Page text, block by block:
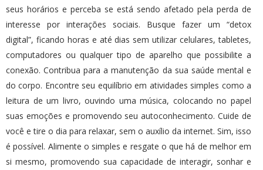
seus horários e perceba se está sendo afetado pela perda de
interesse por interações sociais. Busque fazer um “detox
digital”, ficando horas e até dias sem utilizar celulares, tabletes,
computadores ou qualquer tipo de aparelho que possibilite a
conexão. Contribua para a manutenção da sua saúde mental e
do corpo. Encontre seu equilíbrio em atividades simples como a
leitura de um livro, ouvindo uma música, colocando no papel
suas emoções e promovendo seu autoconhecimento. Cuide de
você e tire o dia para relaxar, sem o auxílio da internet. Sim, isso
é possível. Alimente o simples e resgate o que há de melhor em
si mesmo, promovendo sua capacidade de interagir, sonhar e